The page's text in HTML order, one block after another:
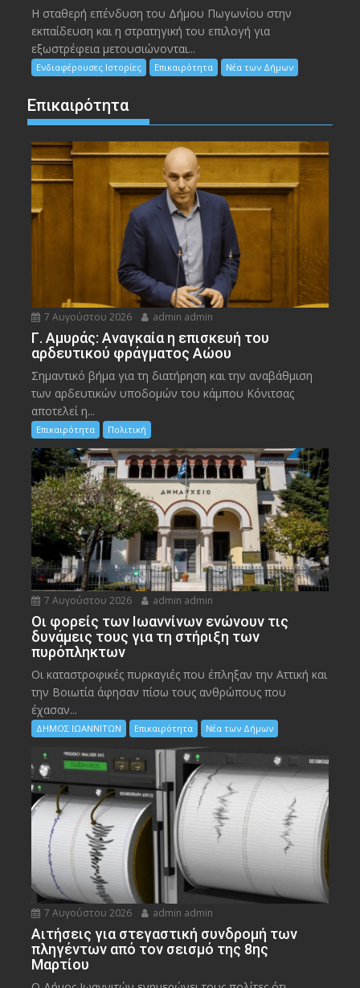
Η σταθερή επένδυση του Δήμου Πωγωνίου στην
εκπαίδευση και η στρατηγική του επιλογή για
εξωστρέφεια μετουσιώνονται...
Ενδιαφέρουσες Ιστορίες Επικαιρότητα Νέα των Δήμων
Επικαιρότητα
7 Αυγούστου 2026 admin admin
Γ. Αμυράς: Αναγκαία η επισκευή του
αρδευτικού φράγματος Αώου
Σημαντικό βήμα για τη διατήρηση και την αναβάθμιση
των αρδευτικών υποδομών του κάμπου Κόνιτσας
αποτελεί η...
Επικαιρότητα Πολιτική
7 Αυγούστου 2026 admin admin
Οι φορείς των Ιωαννίνων ενώνουν τις
δυνάμεις τους για τη στήριξη των
πυρόπληκτων
Οι καταστροφικές πυρκαγιές που έπληξαν την Αττική και
την Bοιωτία άφησαν πίσω τους ανθρώπους που
έχασαν...
ΔΗΜΟΣ ΙΩΑΝΝΙΤΩΝ Επικαιρότητα Νέα των Δήμων
7 Αυγούστου 2026 admin admin
Αιτήσεις για στεγαστική συνδρομή των
πληγέντων από τον σεισμό της 8ης
Μαρτίου